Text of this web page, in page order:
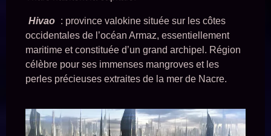
Hivao
: province valokine située sur les côtes
occidentales de l’océan Armaz, essentiellement
maritime et constituée d’un grand archipel. Région
célèbre pour ses immenses mangroves et les
perles précieuses extraites de la mer de Nacre.